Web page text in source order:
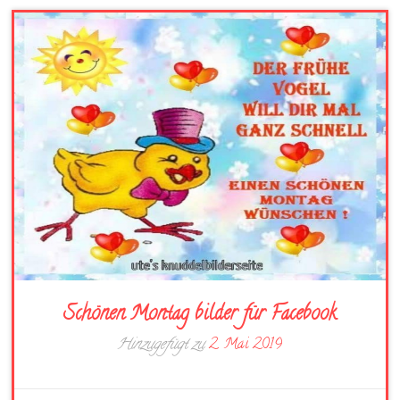
Schönen Montag bilder für Facebook
Hinzugefügt zu2. Mai 2019